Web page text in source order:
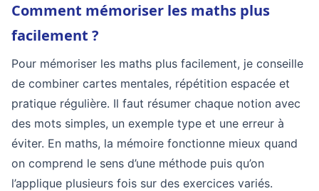
Comment mémoriser les maths plus
facilement ?
Pour mémoriser les maths plus facilement, je conseille
de combiner cartes mentales, répétition espacée et
pratique régulière. Il faut résumer chaque notion avec
des mots simples, un exemple type et une erreur à
éviter. En maths, la mémoire fonctionne mieux quand
on comprend le sens d’une méthode puis qu’on
l’applique plusieurs fois sur des exercices variés.